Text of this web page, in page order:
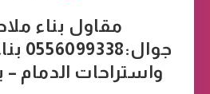
مقاول بناء
واستراحات الدمام